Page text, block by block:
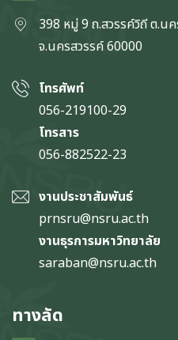
398 หมู่ 9 ถ.สวรรค์วิถี ต.น
จ.นครสวรรค์60000
โทรศัพท์
056-219100-29
โทรสาร
056-882522-23
งานประชาสัมพันธ์
prnsru@nsru.ac.th
งานธุรการมหาวิทยาลัย
saraban@nsru.ac.th
ทางลัด